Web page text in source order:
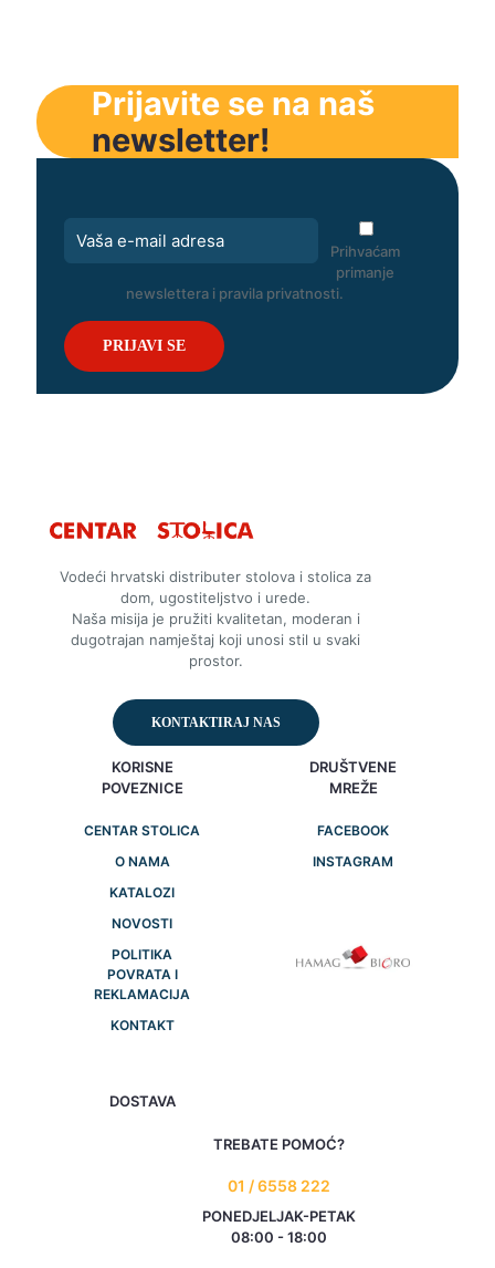
Prijavite se na naš
newsletter!
Prihvaćam
primanje
newslettera i pravila privatnosti.
Vodeći hrvatski distributer stolova i stolica za
dom, ugostiteljstvo i urede.
Naša misija je pružiti kvalitetan, moderan i
dugotrajan namještaj koji unosi stil u svaki
prostor.
KONTAKTIRAJ NAS
KORISNE
POVEZNICE
CENTAR STOLICA
O NAMA
KATALOZI
NOVOSTI
POLITIKA
POVRATA I
REKLAMACIJA
KONTAKT
DOSTAVA
DRUŠTVENE
MREŽE
FACEBOOK
INSTAGRAM
TREBATE POMOĆ?
01 / 6558 222
PONEDJELJAK-PETAK
08:00 - 18:00